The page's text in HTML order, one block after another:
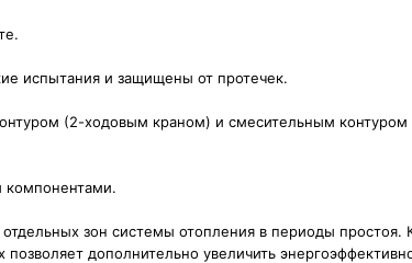
испытания и защищены от протечек.
(2-ходовым краном) и смесительным
компонентами.
зон системы отопления в периоды
дополнительно увеличить